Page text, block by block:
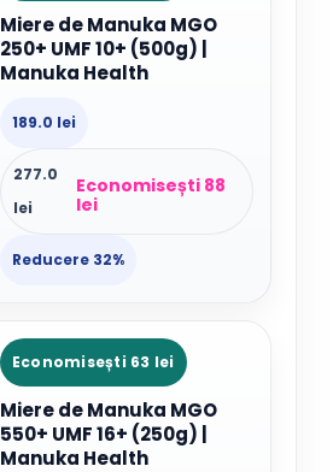
Miere de Manuka MGO
250+ UMF 10+ (500g) |
Manuka Health
189.0 lei
277.0
lei
Economisești 88
lei
Reducere 32%
Economisești 63 lei
Miere de Manuka MGO
550+ UMF 16+ (250g) |
Manuka Health